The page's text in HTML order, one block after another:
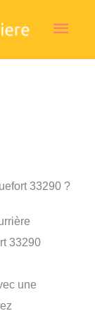
33290 ?
33290
une